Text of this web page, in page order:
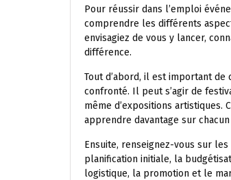
Pour réussir dans l’emploi
comprendre les différents
envisagiez de vous y lancer,
différence.
Tout d’abord, il est important
confronté. Il peut s’agir de
même d’expositions artistiques.
apprendre davantage sur
Ensuite, renseignez-vous sur
planification initiale, la
logistique, la promotion et le